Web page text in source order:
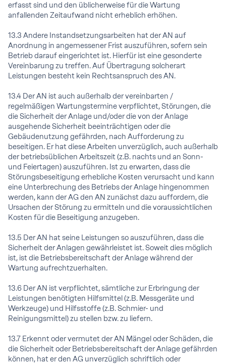
erfasst sind und den üblicherweise für die Wartung
anfallenden Zeitaufwand nicht erheblich erhöhen.
13.3 Andere Instandsetzungsarbeiten hat der AN auf
Anordnung in angemessener Frist auszuführen, sofern sein
Betrieb darauf eingerichtet ist. Hierfür ist eine gesonderte
Vereinbarung zu treffen. Auf Übertragung solcherart
Leistungen besteht kein Rechtsanspruch des AN.
13.4 Der AN ist auch außerhalb der vereinbarten /
regelmäßigen Wartungstermine verpflichtet, Störungen, die
die Sicherheit der Anlage und/oder die von der Anlage
ausgehende Sicherheit beeinträchtigen oder die
Gebäudenutzung gefährden, nach Aufforderung zu
beseitigen. Er hat diese Arbeiten unverzüglich, auch außerhalb
der betriebsüblichen Arbeitszeit (z.B. nachts und an Sonn-
und Feiertagen) auszuführen. Ist zu erwarten, dass die
Störungsbeseitigung erhebliche Kosten verursacht und kann
eine Unterbrechung des Betriebs der Anlage hingenommen
werden, kann der AG den AN zunächst dazu auffordern, die
Ursachen der Störung zu ermitteln und die voraussichtlichen
Kosten für die Beseitigung anzugeben.
13.5 Der AN hat seine Leistungen so auszuführen, dass die
Sicherheit der Anlagen gewährleistet ist. Soweit dies möglich
ist, ist die Betriebsbereitschaft der Anlage während der
Wartung aufrechtzuerhalten.
13.6 Der AN ist verpflichtet, sämtliche zur Erbringung der
Leistungen benötigten Hilfsmittel (z.B. Messgeräte und
Werkzeuge) und Hilfsstoffe (z.B. Schmier- und
Reinigungsmittel) zu stellen bzw. zu liefern.
13.7 Erkennt oder vermutet der AN Mängel oder Schäden, die
die Sicherheit oder Betriebsbereitschaft der Anlage gefährden
können, hat er den AG unverzüglich schriftlich oder